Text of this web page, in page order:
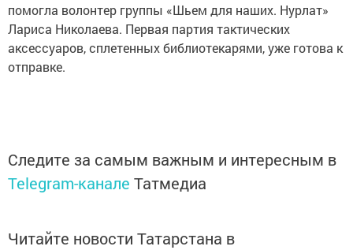
помогла волонтер группы «Шьем для наших. Нурлат»
Лариса Николаева. Первая партия тактических
аксессуаров, сплетенных библиотекарями, уже готова к
отправке.
Следите за самым важным и интересным в
Telegram-канале Татмедиа
Читайте новости Татарстана в